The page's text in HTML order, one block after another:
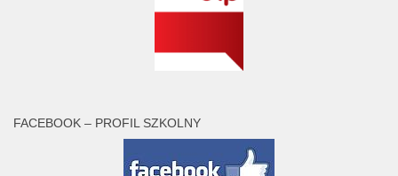
FACEBOOK – PROFIL SZKOLNY